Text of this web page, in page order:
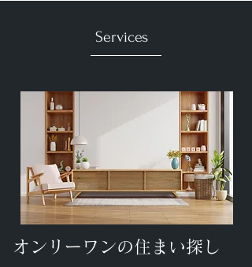
Services
オンリーワンの住まい探し